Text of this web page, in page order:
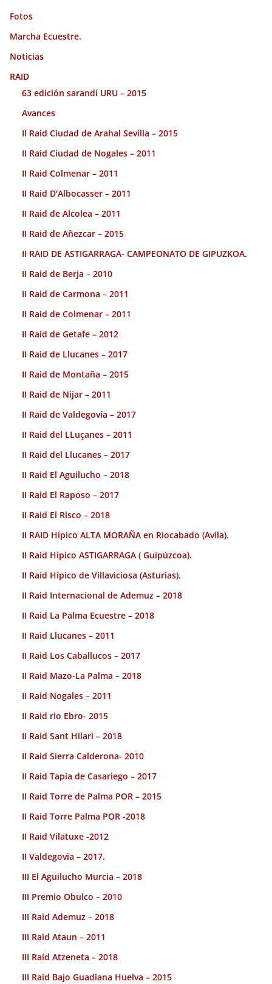
Fotos
Marcha Ecuestre.
Noticias
RAID
63 edición sarandí URU – 2015
Avances
II Raid Ciudad de Arahal Sevilla – 2015
II Raid Ciudad de Nogales – 2011
II Raid Colmenar – 2011
II Raid D'Albocasser – 2011
II Raid de Alcolea – 2011
II Raid de Añezcar – 2015
II RAID DE ASTIGARRAGA- CAMPEONATO DE GIPUZKOA.
II Raid de Berja – 2010
II Raid de Carmona – 2011
II Raid de Colmenar – 2011
II Raid de Getafe – 2012
II Raid de Llucanes – 2017
II Raid de Montaña – 2015
II Raid de Nijar – 2011
II Raid de Valdegovía – 2017
II Raid del LLuçanes – 2011
II Raid del Llucanes – 2017
II Raid El Aguilucho – 2018
II Raid El Raposo – 2017
II Raid El Risco – 2018
II RAID Hípico ALTA MORAÑA en Riocabado (Avila).
II Raid Hípico ASTIGARRAGA ( Guipúzcoa).
II Raid Hípico de Villaviciosa (Asturias).
II Raid Internacional de Ademuz – 2018
II Raid La Palma Ecuestre – 2018
II Raid Llucanes – 2011
II Raid Los Caballucos – 2017
II Raid Mazo-La Palma – 2018
II Raid Nogales – 2011
II Raid rio Ebro- 2015
II Raid Sant Hilari – 2018
II Raid Sierra Calderona- 2010
II Raid Tapia de Casariego – 2017
II Raid Torre de Palma POR – 2015
II Raid Torre Palma POR -2018
II Raid Vilatuxe -2012
II Valdegovia – 2017.
III El Aguilucho Murcia – 2018
III Premio Obulco – 2010
III Raid Ademuz – 2018
III Raid Ataun – 2011
III Raid Atzeneta – 2018
III Raid Bajo Guadiana Huelva – 2015